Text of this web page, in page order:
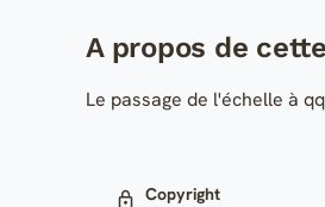
A propos de
Le passage de l'échelle à
Copyright